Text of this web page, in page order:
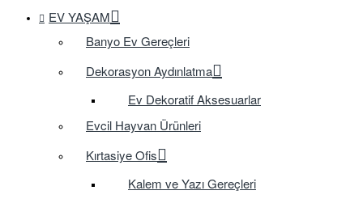
EV YAŞAM
Banyo Ev Gereçleri
Dekorasyon Aydınlatma
Ev Dekoratif Aksesuarlar
Evcil Hayvan Ürünleri
Kırtasiye Ofis
Kalem ve Yazı Gereçleri